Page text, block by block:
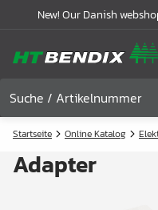
New! Our Danish
Startseite Online Katalog
Adapter